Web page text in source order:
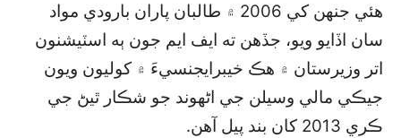
هئي جنهن کي 2006 ۾ طالبان پاران بارودي مواد
سان اڏايو ويو، جڏهن ته ايف ايم جون ٻه اسٽيشنون
اتر وزيرستان ۾ هڪ خيبرايجنسيءَ ۾ کوليون ويون
جيڪي مالي وسيلن جي اڻهوند جو شڪار ٿيڻ جي
ڪري 2013 کان بند پيل آهن.